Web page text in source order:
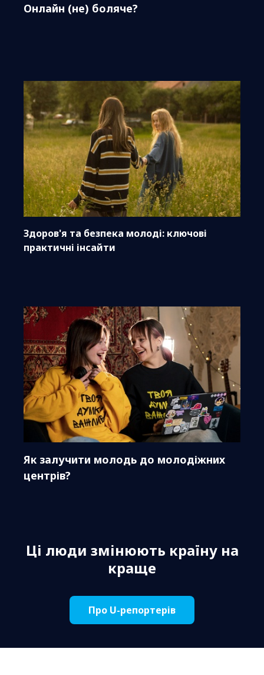
Онлайн (не) боляче?
Здоров'я та безпека молоді: ключові
практичні інсайти
Як залучити молодь до молодіжних
центрів?
Ці люди змінюють країну на
краще
Про U-репортерів